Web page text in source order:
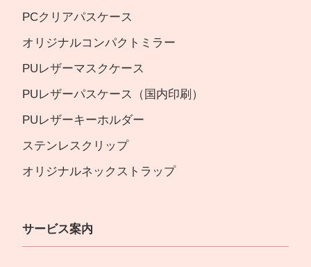
PCクリアパスケース
オリジナルコンパクトミラー
PUレザーマスクケース
PUレザーパスケース（国内印刷）
PUレザーキーホルダー
ステンレスクリップ
オリジナルネックストラップ
サービス案内